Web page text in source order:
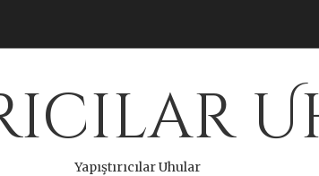
Yapıştırıcılar Uhular